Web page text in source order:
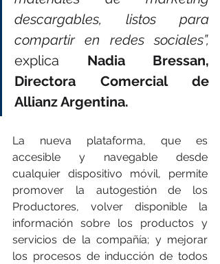
descargables, listos para
compartir en redes sociales”,
explica Nadia Bressan,
Directora Comercial de
Allianz Argentina.
La nueva plataforma, que es
accesible y navegable desde
cualquier dispositivo móvil, permite
promover la autogestión de los
Productores, volver disponible la
información sobre los productos y
servicios de la compañía; y mejorar
los procesos de inducción de todos